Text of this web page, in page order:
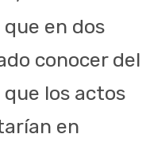
en dos
conocer del
los actos
en